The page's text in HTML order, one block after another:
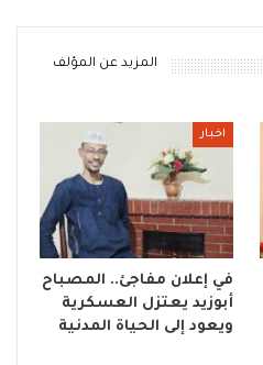
المزيد عن المؤلف
اخبار
في إعلان مفاجئ.. المصباح
أبوزيد يعتزل العسكرية
ويعود إلى الحياة المدنية